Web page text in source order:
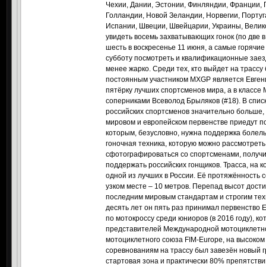
Чехии, Дании, Эстонии, Финляндии, Франции,
Голландии, Новой Зеландии, Норвегии,
Испании, Швеции, Швейцарии, Украины,
увидеть восемь захватывающих гонок (по две
шесть в воскресенье 11 июня, а самые
субботу посмотреть и квалификационные
менее жарко. Среди тех, кто выйдет на
постоянным участником MXGP является
пятёрку лучших спортсменов мира, а в
соперниками Всеволод Брыляков (#18). В
российских спортсменов значительно
мировом и европейском первенстве приедут
которым, безусловно, нужна поддержка
гоночная техника, которую можно
сфотографироваться со спортсменами,
поддержать российских гонщиков. Трасса, на
одной из лучших в России. Её протяжённость
узком месте – 10 метров. Перепад высот
последним мировым стандартам и строгим
десять лет он пять раз принимал
по мотокроссу среди юниоров (в 2016 году),
представителей Международной
мотоциклетного союза FIM-Europe, на
соревнованиям на трассу был завезён новый
стартовая зона и практически 80%